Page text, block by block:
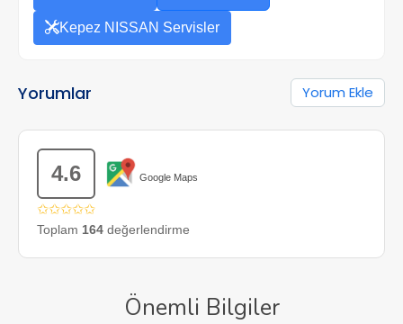
Kepez NISSAN Servisler
Yorumlar Yorum Ekle
4.6 Google Maps
✩✩✩✩✩
Toplam 164 değerlendirme
Önemli Bilgiler